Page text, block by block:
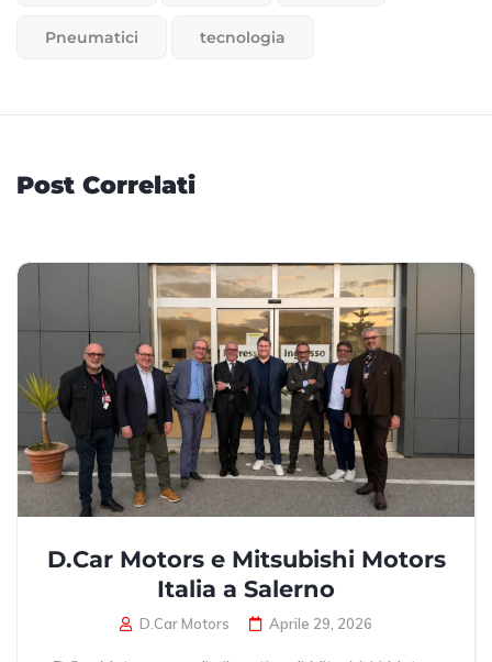
Pneumatici tecnologia
Post Correlati
D.Car Motors e Mitsubishi Motors
Italia a Salerno
D.Car Motors Aprile 29, 2026